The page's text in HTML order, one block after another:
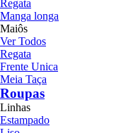
Regata
Manga longa
Maiôs
Ver Todos
Regata
Frente Unica
Meia Taça
Roupas
Linhas
Estampado